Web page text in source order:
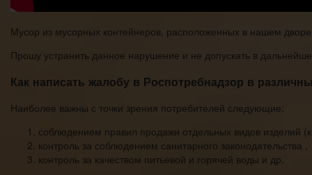
Мусор из мусорных контейнеров, расположенных в нашем
Прошу устранить данное нарушение и не допускать в
Как написать жалобу в Роспотребнадзор в
Наиболее важны с точки зрения потребителей следующие:
соблюдением правил продажи отдельных видов изделий
контроль за соблюдением санитарного законодательства ,
контроль за качеством питьевой и горячей воды и др.